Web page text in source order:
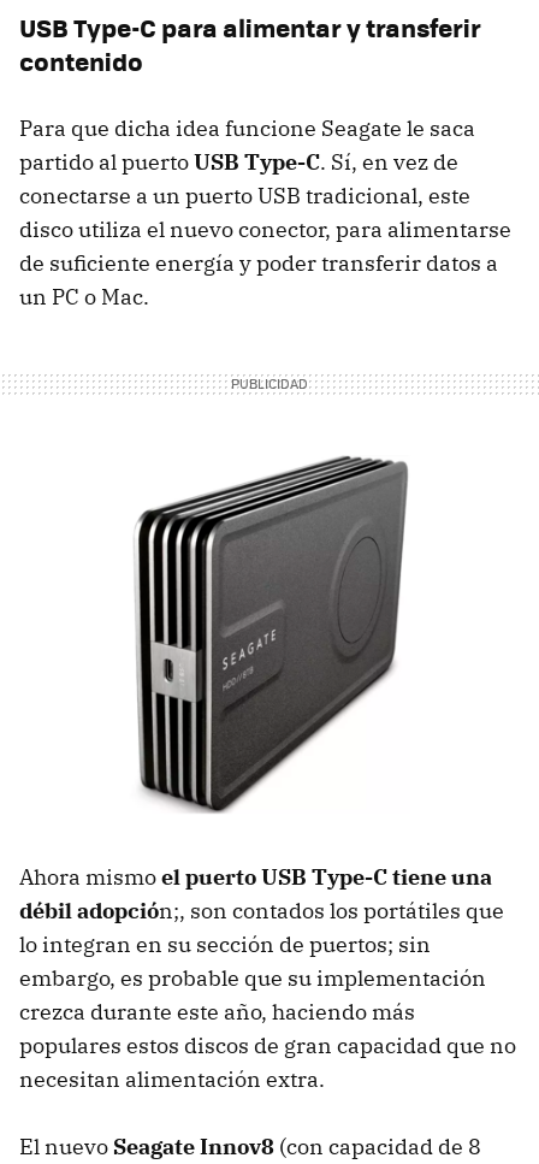
USB Type-C para alimentar y transferir
contenido
Para que dicha idea funcione Seagate le saca
partido al puertoUSB Type-C. Sí, en vez de
conectarse a un puerto USB tradicional, este
disco utiliza el nuevo conector, para alimentarse
de suficiente energía y poder transferir datos a
un PC o Mac.
Ahora mismoel puerto USB Type-C tiene una
débil adopción;, son contados los portátiles que
lo integran en su sección de puertos; sin
embargo, es probable que su implementación
crezca durante este año, haciendo más
populares estos discos de gran capacidad que no
necesitan alimentación extra.
El nuevo Seagate Innov8 (con capacidad de 8